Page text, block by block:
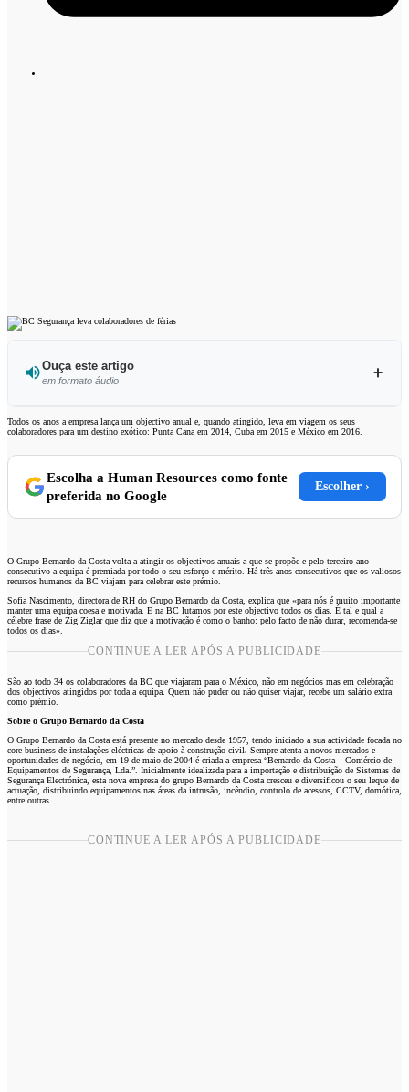
Ouça este artigo
em formato áudio
Ouvir este artigo
Todos os anos a empresa lança um objectivo anual e, quando atingido, leva em viagem os seus
colaboradores para um destino exótico: Punta Cana em 2014, Cuba em 2015 e México em 2016.
Escolha a Human Resources como fonte
preferida no Google
Escolher ›
O Grupo Bernardo da Costa volta a atingir os objectivos anuais a que se propõe e pelo terceiro ano
consecutivo a equipa é premiada por todo o seu esforço e mérito. Há três anos consecutivos que os valiosos
recursos humanos da BC viajam para celebrar este prémio.
Sofia Nascimento, directora de RH do Grupo Bernardo da Costa, explica que «para nós é muito importante
manter uma equipa coesa e motivada. E na BC lutamos por este objectivo todos os dias. É tal e qual a
célebre frase de Zig Ziglar que diz que a motivação é como o banho: pelo facto de não durar, recomenda-se
todos os dias».
CONTINUE A LER APÓS A PUBLICIDADE
São ao todo 34 os colaboradores da BC que viajaram para o México, não em negócios mas em celebração
dos objectivos atingidos por toda a equipa. Quem não puder ou não quiser viajar, recebe um salário extra
como prémio.
Sobre o Grupo Bernardo da Costa
O Grupo Bernardo da Costa está presente no mercado desde 1957, tendo iniciado a sua actividade focada no
core business de instalações eléctricas de apoio à construção civil. Sempre atenta a novos mercados e
oportunidades de negócio, em 19 de maio de 2004 é criada a empresa “Bernardo da Costa – Comércio de
Equipamentos de Segurança, Lda.”. Inicialmente idealizada para a importação e distribuição de Sistemas de
Segurança Electrónica, esta nova empresa do grupo Bernardo da Costa cresceu e diversificou o seu leque de
actuação, distribuindo equipamentos nas áreas da intrusão, incêndio, controlo de acessos, CCTV, domótica,
entre outras.
CONTINUE A LER APÓS A PUBLICIDADE